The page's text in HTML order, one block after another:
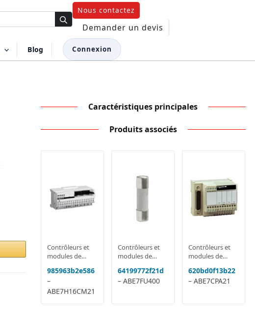
Nous contactez
Demander un devis
Blog Connexion
Caractéristiques principales
Produits associés
Contrôleurs et
modules de
985963b2e586
–
ABE7H16CM21
Contrôleurs et
modules de
64199772f21d
– ABE7FU400
Contrôleurs et
modules de
620bd0f13b22
– ABE7CPA21